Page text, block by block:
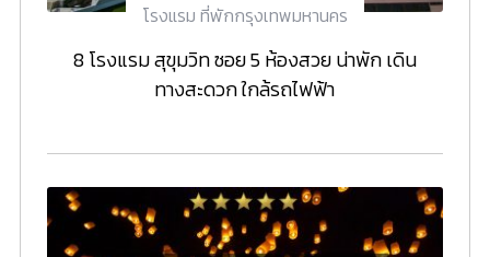
โรงแรม ที่พักกรุงเทพมหานคร
8 โรงแรม สุขุมวิท ซอย 5 ห้องสวย น่าพัก เดิน
ทางสะดวก ใกล้รถไฟฟ้า